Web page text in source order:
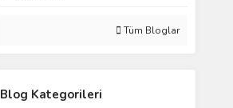
Tüm Bloglar
Blog Kategorileri